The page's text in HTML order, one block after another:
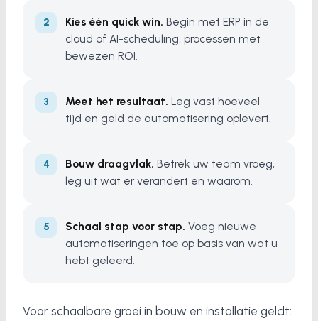
Kies één quick win. Begin met ERP in de
cloud of AI-scheduling, processen met
bewezen ROI.
Meet het resultaat. Leg vast hoeveel
tijd en geld de automatisering oplevert.
Bouw draagvlak. Betrek uw team vroeg,
leg uit wat er verandert en waarom.
Schaal stap voor stap. Voeg nieuwe
automatiseringen toe op basis van wat u
hebt geleerd.
Voor schaalbare groei in bouw en installatie geldt: